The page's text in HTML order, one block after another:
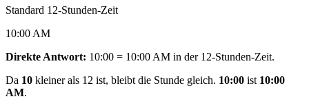
Standard 12-Stunden-Zeit
10:00 AM
Direkte Antwort: 10:00 = 10:00 AM in der 12-Stunden-Zeit.
Da 10 kleiner als 12 ist, bleibt die Stunde gleich. 10:00 ist 10:00
AM.